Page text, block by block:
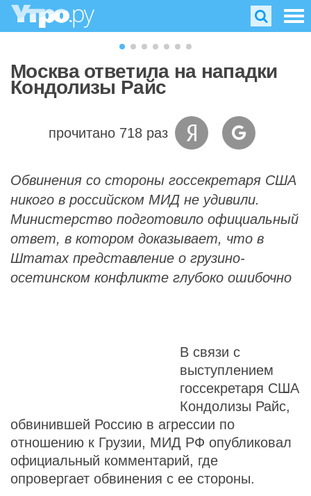
Москва ответила на нападки
Кондолизы Райс
прочитано 718 раз
Обвинения со стороны госсекретаря США
никого в российском МИД не удивили.
Министерство подготовило официальный
ответ, в котором доказывает, что в
Штатах представление о грузино-
осетинском конфликте глубоко ошибочно
В связи с
выступлением
госсекретаря США
Кондолизы Райс,
обвинившей Россию в агрессии по
отношению к Грузии, МИД РФ опубликовал
официальный комментарий, где
опровергает обвинения с ее стороны.